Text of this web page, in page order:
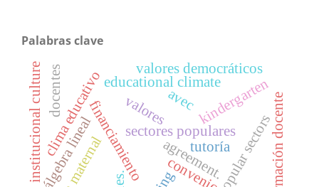
Palabras clave
avec
sectores populares
financiamiento conveniopopular sectors
agreement.
clima educativo valores
institucional culture educational climatekindergarten
álgebra lineal
docentes valores democráticos
formación docente
tutoría